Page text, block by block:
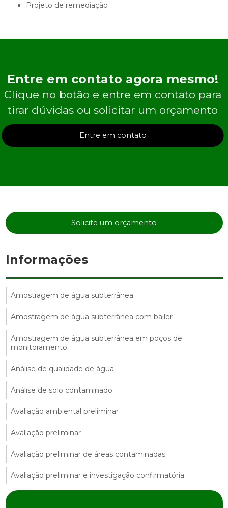
projeto de remediação
Entre em contato agora mesmo!
Clique no botão e entre em contato para
tirar dúvidas ou solicitar um orçamento
Entre em contato
Solicite um orçamento
Informações
Amostragem de água subterrânea
Amostragem de água subterrânea com bailer
Amostragem de água subterrânea em poços de
monitoramento
Análise de qualidade de água
Análise de solo contaminado
Avaliação ambiental preliminar
Avaliação preliminar
Avaliação preliminar de áreas contaminadas
Avaliação preliminar e investigação confirmatória